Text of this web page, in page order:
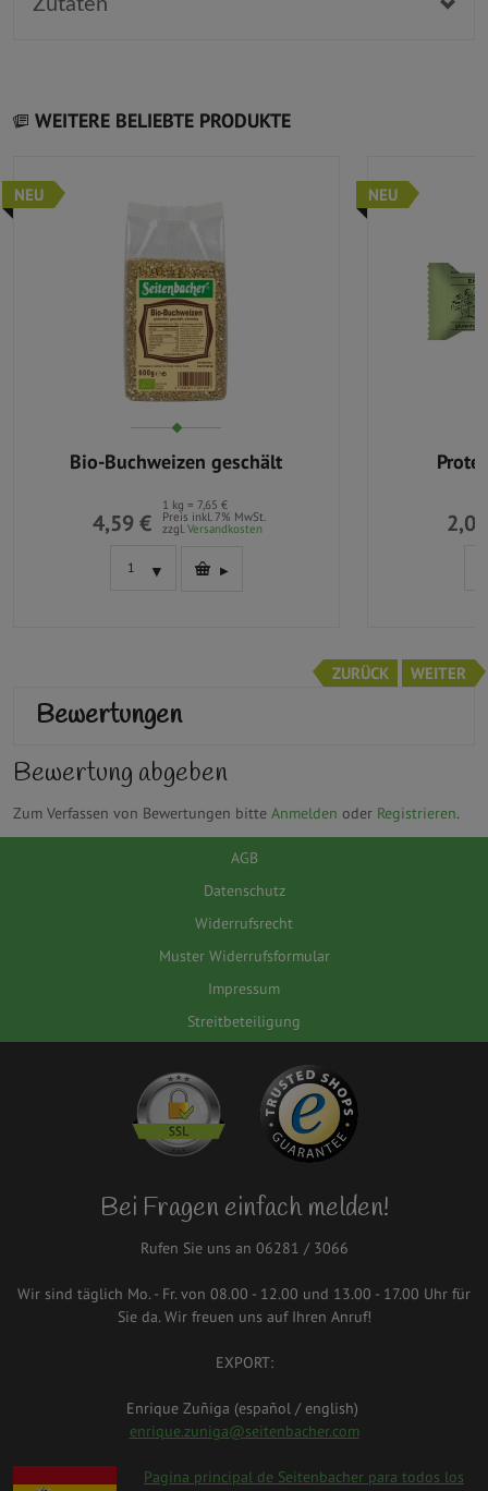
Zutaten
WEITERE BELIEBTE PRODUKTE
NEU
Bio-Buchweizen geschält
4,59 €
1 kg = 7,65 €
Preis inkl. 7% MwSt.
zzgl.Versandkosten
NEU
ZURÜCK WEITER
Bewertungen
Bewertung abgeben
Zum Verfassen von Bewertungen bitte Anmelden oder Registrieren.
AGB
Datenschutz
Widerrufsrecht
Muster Widerrufsformular
Impressum
Streitbeteiligung
Bei Fragen einfach melden!
Rufen Sie uns an 06281 / 3066
Wir sind täglich Mo. - Fr. von 08.00 - 12.00 und 13.00 - 17.00 Uhr für
Sie da. Wir freuen uns auf Ihren Anruf!
EXPORT:
Enrique Zuñiga (español / english)
enrique.zuniga@seitenbacher.com
spanien.png
Pagina principal de Seitenbacher para todos los